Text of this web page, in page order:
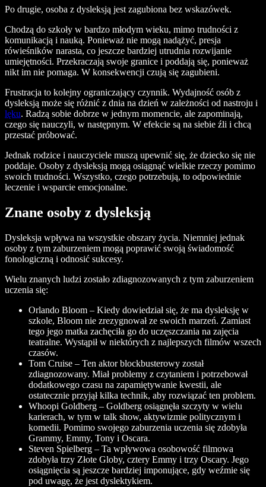
Po drugie, osoba z dysleksją jest zagubiona bez wskazówek.
Chodzą do szkoły w bardzo młodym wieku, mimo trudności z
komunikacją i nauką. Ponieważ nie mogą nadążyć, presja
rówieśników narasta, co jeszcze bardziej utrudnia rozwijanie
umiejętności. Przekraczają swoje granice i poddają się, ponieważ
nikt im nie pomaga. W konsekwencji czują się zagubieni.
Frustracja to kolejny ograniczający czynnik. Wydajność osób z
dysleksją może się różnić z dnia na dzień w zależności od nastroju i
lęku. Radzą sobie dobrze w jednym momencie, ale zapominają,
czego się nauczyli, w następnym. W efekcie są na siebie źli i chcą
przestać próbować.
Jednak rodzice i nauczyciele muszą upewnić się, że dziecko się nie
poddaje. Osoby z dysleksją mogą osiągnąć wielkie rzeczy pomimo
swoich trudności. Wszystko, czego potrzebują, to odpowiednie
leczenie i wsparcie emocjonalne.
Znane osoby z dysleksją
Dysleksja wpływa na wszystkie obszary życia. Niemniej jednak
osoby z tym zaburzeniem mogą poprawić swoją świadomość
fonologiczną i odnosić sukcesy.
Wielu znanych ludzi zostało zdiagnozowanych z tym zaburzeniem
uczenia się:
Orlando Bloom – Kiedy dowiedział się, że ma dysleksję w
szkole, Bloom nie zrezygnował ze swoich marzeń. Zamiast
tego jego matka zachęciła go do uczęszczania na zajęcia
teatralne. Wystąpił w niektórych z najlepszych filmów wszech
czasów.
Tom Cruise – Ten aktor blockbusterowy został
zdiagnozowany. Miał problemy z czytaniem i potrzebował
dodatkowego czasu na zapamiętywanie kwestii, ale
ostatecznie przyjął kilka technik, aby rozwiązać ten problem.
Whoopi Goldberg – Goldberg osiągnęła szczyty w wielu
karierach, w tym w talk show, aktywizmie politycznym i
komedii. Pomimo swojego zaburzenia uczenia się zdobyła
Grammy, Emmy, Tony i Oscara.
Steven Spielberg – Ta wpływowa osobowość filmowa
zdobyła trzy Złote Globy, cztery Emmy i trzy Oscary. Jego
osiągnięcia są jeszcze bardziej imponujące, gdy weźmie się
pod uwagę, że jest dyslektykiem.